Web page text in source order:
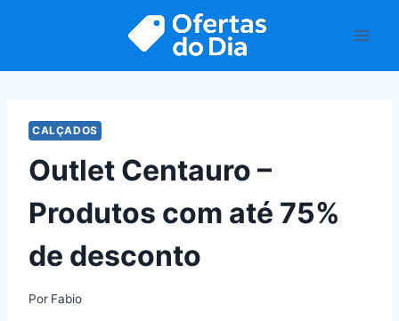
CALÇADOS
Outlet Centauro –
Produtos com até 75%
de desconto
Por Fabio